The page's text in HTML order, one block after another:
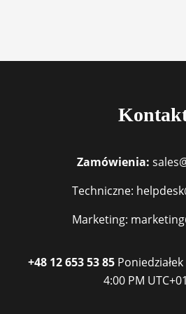
Zamówienia:
Techniczne:
Marketing:
+48 12 653 53 85
4:00 PM